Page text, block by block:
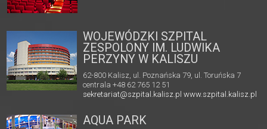
WOJEWÓDZKI SZPITAL
ZESPOLONY IM. LUDWIKA
PERZYNY W KALISZU
62-800 Kalisz, ul. Poznańska 79, ul. Toruńska 7
centrala +48 62 765 12 51
sekretariat@szpital.kalisz.pl www.szpital.kalisz.pl
AQUA PARK